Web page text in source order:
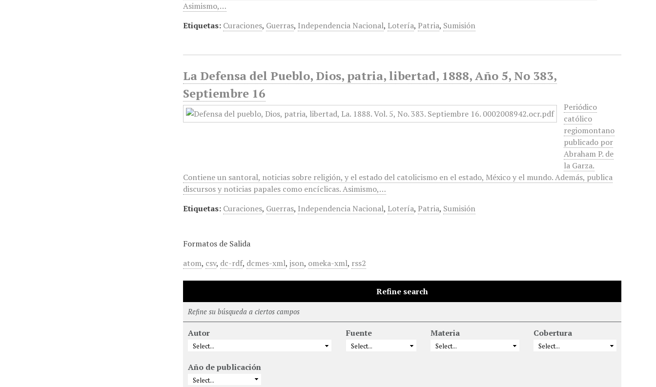
Asimismo,…
Etiquetas: Curaciones, Guerras, Independencia Nacional, Lotería, Patria, Sumisión
La Defensa del Pueblo, Dios, patria, libertad, 1888, Año 5, No 383,
Septiembre 16
Periódico
católico
regiomontano
publicado por
Abraham P. de
la Garza.
Contiene un santoral, noticias sobre religión, y el estado del catolicismo en el estado, México y el mundo. Además, publica
discursos y noticias papales como encíclicas. Asimismo,…
Etiquetas: Curaciones, Guerras, Independencia Nacional, Lotería, Patria, Sumisión
Formatos de Salida
atom, csv, dc-rdf, dcmes-xml,json, omeka-xml, rss2
Refine search
Refine su búsqueda a ciertos campos
Autor Fuente Materia Cobertura
Año de publicación